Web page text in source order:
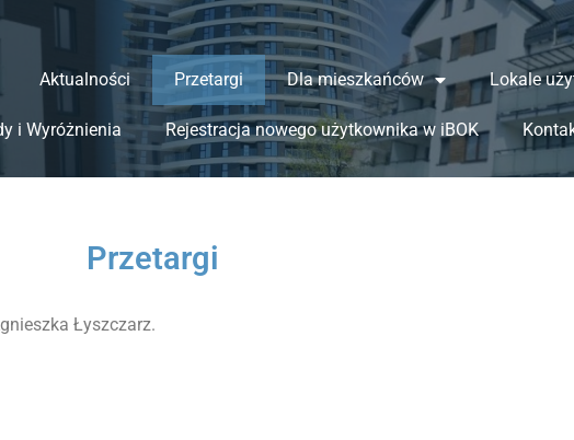
Aktualności Przetargi Dla mieszkańców Lokale
i Wyróżnienia Rejestracja nowego użytkownika w iBOK
Przetargi
Łyszczarz.